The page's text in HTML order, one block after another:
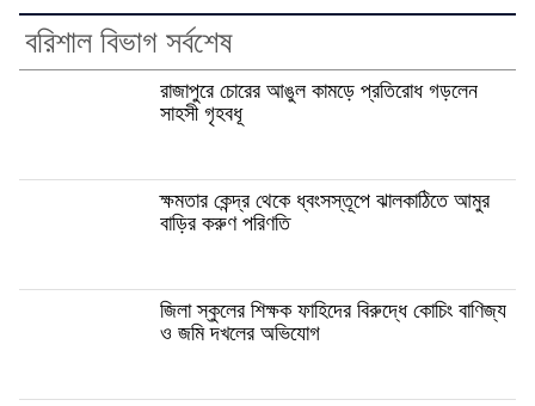
বরিশাল বিভাগ সর্বশেষ
রাজাপুরে চোরের আঙুল কামড়ে প্রতিরোধ গড়লেন
সাহসী গৃহবধূ
ক্ষমতার কেন্দ্র থেকে ধ্বংসস্তূপে ঝালকাঠিতে আমুর
বাড়ির করুণ পরিণতি
জিলা স্কুলের শিক্ষক ফাহিদের বিরুদ্ধে কোচিং বাণিজ্য
ও জমি দখলের অভিযোগ